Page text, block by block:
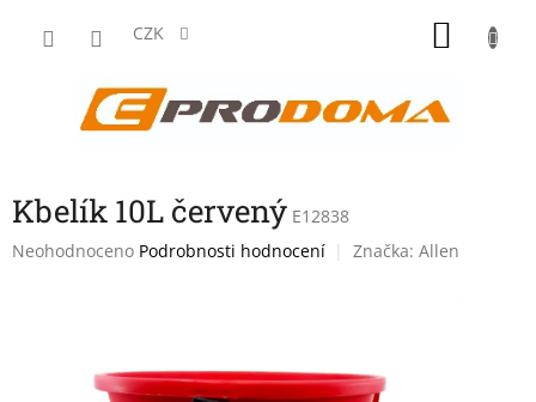
CZK
Kbelík 10L červený E12838
Průměrné
Neohodnoceno Podrobnosti hodnocení Značka: Allen